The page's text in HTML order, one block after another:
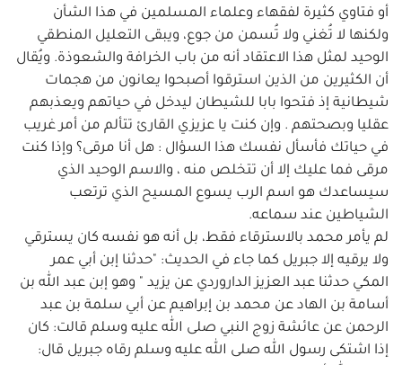
أو فتاوي كثيرة لفقهاء وعلماء المسلمين في هذا الشأن
ولكنها لا تُغني ولا تُسمن من جوع، ويبقى التعليل المنطقي
الوحيد لمثل هذا الاعتقاد أنه من باب الخرافة والشعوذة. ويُقال
أن الكثيرين من الذين استرقوا أصبحوا يعانون من هجمات
شيطانية إذ فتحوا بابا للشيطان ليدخل في حياتهم ويعذبهم
عقليا وبصحتهم . وإن كنت يا عزيزي القارئ تتألم من أمر غريب
في حياتك فأسأل نفسك هذا السؤال : هل أنا مرقى؟ وإذا كنت
مرقى فما عليك إلا أن تتخلص منه ، والاسم الوحيد الذي
سيساعدك هو اسم الرب يسوع المسيح الذي ترتعب
الشياطين عند سماعه.
لم يأمر محمد بالاسترقاء فقط، بل أنه هو نفسه كان يسترقي
ولا يرقيه إلا جبريل كما جاء في الحديث: "حدثنا إبن أبي عمر
المكي حدثنا عبد العزيز الداروردي عن يزيد " وهو إبن عبد الله بن
أسامة بن الهاد عن محمد بن إبراهيم عن أبي سلمة بن عبد
الرحمن عن عائشة زوج النبي صلى الله عليه وسلم قالت: كان
إذا اشتكى رسول الله صلى الله عليه وسلم رقاه جبريل قال: